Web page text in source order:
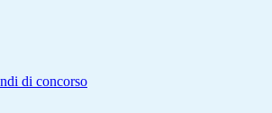
di concorso